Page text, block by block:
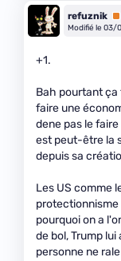
refuznik
Modifié le 03/
+1.
Bah pourtant ça
faire une
dene pas le
est peut-être la
depuis sa
Les US comme
protectionnisme
pourquoi on a
de bol, Trump
personne ne